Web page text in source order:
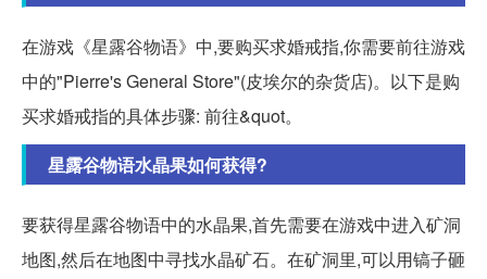
在游戏《星露谷物语》中,要购买求婚戒指,你需要前往游戏
中的"Pierre's General Store"(皮埃尔的杂货店)。以下是购
买求婚戒指的具体步骤: 前往&quot。
星露谷物语水晶果如何获得?
要获得星露谷物语中的水晶果,首先需要在游戏中进入矿洞
地图,然后在地图中寻找水晶矿石。在矿洞里,可以用镐子砸